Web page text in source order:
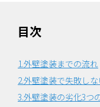
目次
1.外壁塗装までの流れ
2.外壁塗装で失敗し
3.外壁塗装の劣化3つ